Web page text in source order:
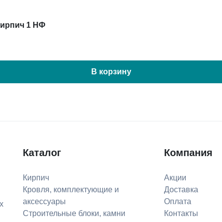
1 НФ
В корзину
Каталог
Кирпич
Кровля, комплектующие и
аксессуары
Строительные блоки, камни
Компания
Акции
Доставка
Оплата
Контакты